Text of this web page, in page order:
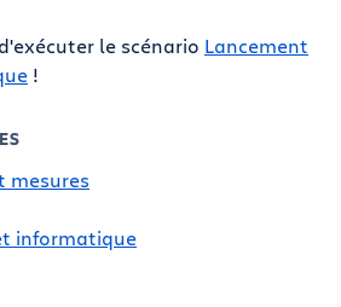
le scénario Lancement
!
mesures
informatique